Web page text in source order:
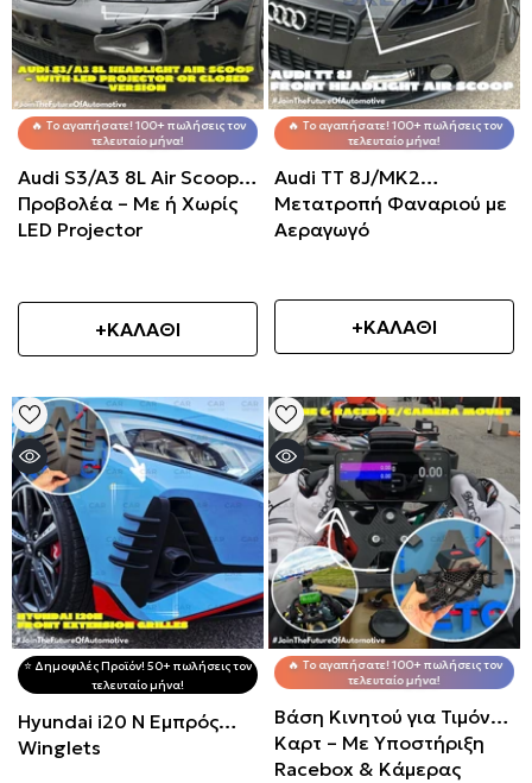
🔥 Το αγαπήσατε! 100+ πωλήσεις τον
τελευταίο μήνα!
Audi S3/A3 8L Air Scoop
Προβολέα – Με ή Χωρίς
LED Projector
+ΚΑΛΑΘΙ
🔥 Το αγαπήσατε! 100+ πωλήσεις τον
τελευταίο μήνα!
Audi TT 8J/MK2
Μετατροπή Φαναριού με
Αεραγωγό
+ΚΑΛΑΘΙ
⭐️ Δημοφιλές Προϊόν! 50+ πωλήσεις τον
τελευταίο μήνα!
Hyundai i20 N Εμπρός
Winglets
🔥 Το αγαπήσατε! 100+ πωλήσεις τον
τελευταίο μήνα!
Βάση Κινητού για Τιμόνια
Καρτ – Με Υποστήριξη
Racebox & Κάμερας